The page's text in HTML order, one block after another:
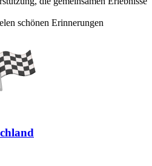
schönen Erinnerungen